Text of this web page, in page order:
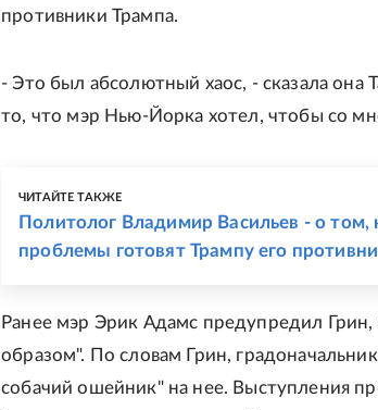
противники Трампа.
- Это был абсолютный хаос, - сказала она
то, что мэр Нью-Йорка хотел, чтобы со
ЧИТАЙТЕ ТАКЖЕ
Политолог Владимир Васильев - о том,
проблемы готовят Трампу его
Ранее мэр Эрик Адамс предупредил
образом". По словам Грин,
собачий ошейник" на нее. Выступления